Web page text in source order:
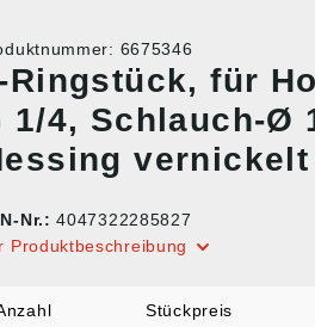
6675346
Ringstück, für
1/4, Schlauch-Ø
vernickelt
Nr.:4047322285827
Produktbeschreibung
Stückpreis